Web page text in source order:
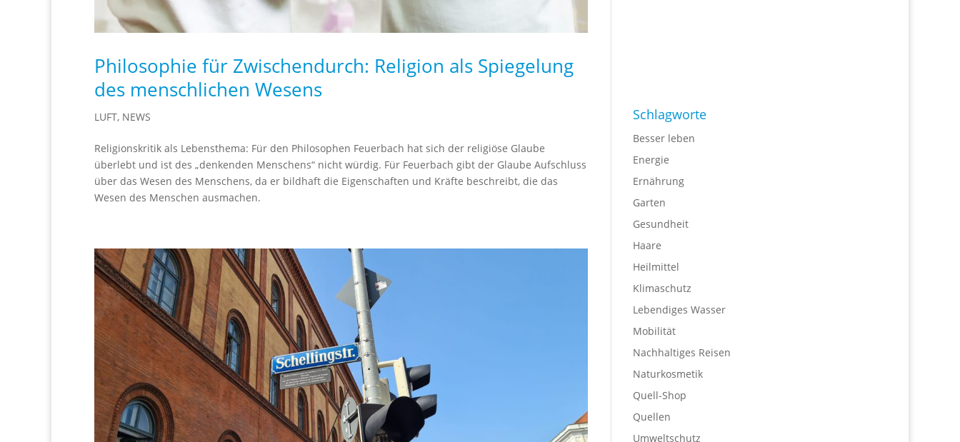
Philosophie für Zwischendurch: Religion als Spiegelung
des menschlichen Wesens
LUFT, NEWS
Religionskritik als Lebensthema: Für den Philosophen Feuerbach hat sich der religiöse Glaube
überlebt und ist des „denkenden Menschens“ nicht würdig. Für Feuerbach gibt der Glaube Aufschluss
über das Wesen des Menschens, da er bildhaft die Eigenschaften und Kräfte beschreibt, die das
Wesen des Menschen ausmachen.
Schlagworte
Besser leben
Energie
Ernährung
Garten
Gesundheit
Haare
Heilmittel
Klimaschutz
Lebendiges Wasser
Mobilität
Nachhaltiges Reisen
Naturkosmetik
Quell-Shop
Quellen
Umweltschutz